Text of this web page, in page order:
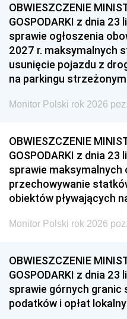
OBWIESZCZENIE
GOSPODARKI z dnia 23
sprawie ogłoszenia
2027 r. maksymalnych
usunięcie pojazdu z
na parkingu strzeżonym
Monitor Polski rok 2026
OBWIESZCZENIE
GOSPODARKI z dnia 23
sprawie maksymalnych
przechowywanie
obiektów pływających
Monitor Polski rok 2026
OBWIESZCZENIE
GOSPODARKI z dnia 23
sprawie górnych granic
podatków i opłat